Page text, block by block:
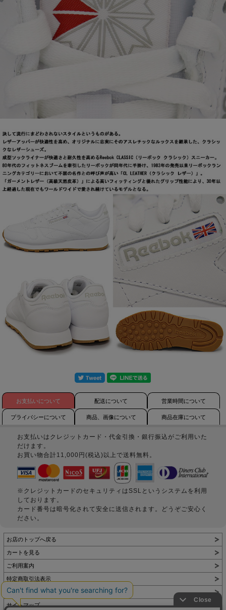
お支払いについて 配送について 営業時間について
プライバシーについて 商品、画像について 商品在庫について
お支払いはクレジットカード・代金引換・銀行振込がご利用いた
だけます。
お買い物合計11,000円(税込)以上で送料無料。
※クレジットカードのセキュリティはSSLというシステムを利用
しております。
カード番号は暗号化されて安全に送信されます。どうぞご安心く
ださい。
お店のトップへ戻る
カートを見る
ご利用案内
特定商取引法表示
個人情報の取扱い
サイトマップ